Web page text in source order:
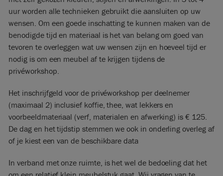
uur worden alle technieken gebruikt die aansluiten op uw
wensen. Om een goede inschatting te kunnen maken van de
benodigde tijd en materiaal is het van belang om goed van
tevoren te overleggen wat uw wensen zijn en hoeveel tijd er
nodig is om een meubel af te krijgen tijdens de
privéworkshop.
Het inschrijfgeld voor de privéworkshop per deelnemer
(maximaal 2) inclusief koffie, thee, wat lekkers en
voorbeeldmateriaal (verf, materialen en afwerking) is € 125.
De dag en het tijdstip stemmen we ook in onderling overleg af
of je kiest een van de beschikbare data
In verband met onze ruimte, is het wel de bedoeling dat het